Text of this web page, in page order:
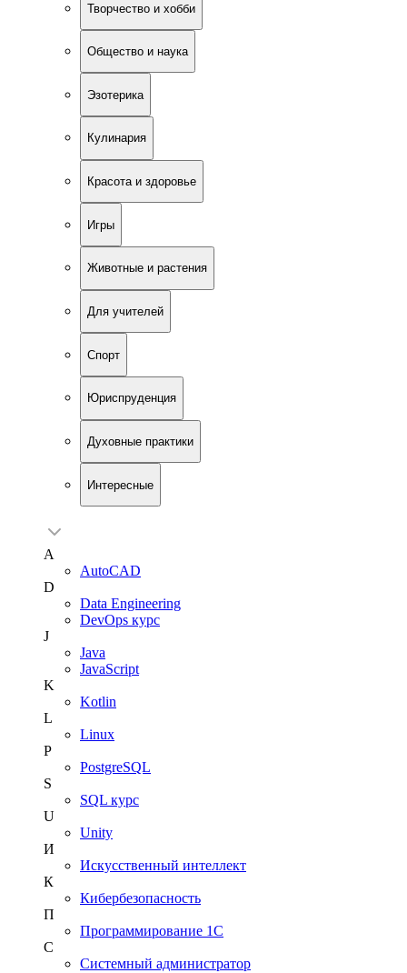
Творчество и хобби
Общество и наука
Эзотерика
Кулинария
Красота и здоровье
Игры
Животные и растения
Для учителей
Спорт
Юриспруденция
Духовные практики
Интересные
A
AutoCAD
D
Data Engineering
DevOps курс
J
Java
JavaScript
K
Kotlin
L
Linux
P
PostgreSQL
S
SQL курс
U
Unity
И
Искусственный интеллект
К
Кибербезопасность
П
Программирование 1С
С
Системный администратор